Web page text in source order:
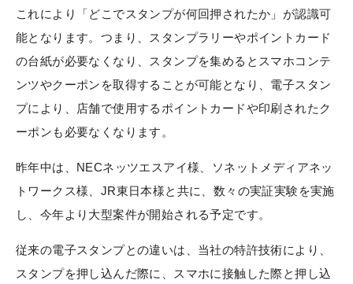
これにより「どこでスタンプが何回押されたか」が認識可
能となります。つまり、スタンプラリーやポイントカード
の台紙が必要なくなり、スタンプを集めるとスマホコンテ
ンツやクーポンを取得することが可能となり、電子スタン
プにより、店舗で使用するポイントカードや印刷されたク
ーポンも必要なくなります。
昨年中は、NECネッツエスアイ様、ソネットメディアネッ
トワークス様、JR東日本様と共に、数々の実証実験を実施
し、今年より大型案件が開始される予定です。
従来の電子スタンプとの違いは、当社の特許技術により、
スタンプを押し込んだ際に、スマホに接触した際と押し込